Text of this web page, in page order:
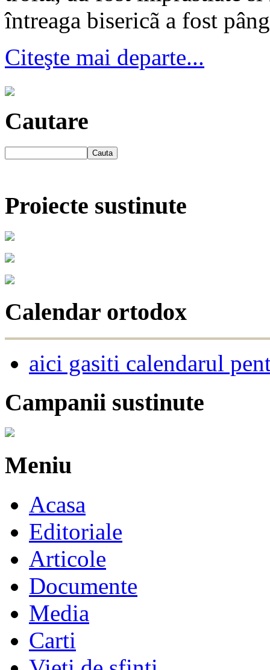
întreaga bisericã a fost
Citeşte mai departe...
Cautare
Proiecte sustinute
Calendar ortodox
aici gasiti calendarul
Campanii sustinute
Meniu
Acasa
Editoriale
Articole
Documente
Media
Carti